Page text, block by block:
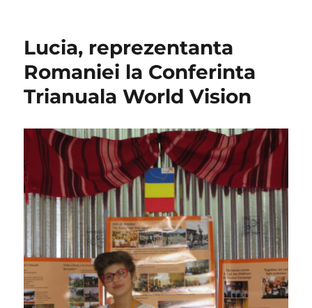
Lucia, reprezentanta
Romaniei la Conferinta
Trianuala World Vision